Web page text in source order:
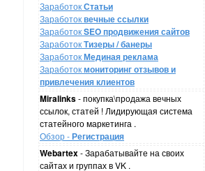
ЗаработокСтатьи
Заработоквечные ссылки
ЗаработокSEO продвижения сайтов
ЗаработокТизеры / банеры
ЗаработокМединая реклама
Заработокмониторинг отзывов и
привлечения клиентов
Miralinks- покупка\продажа вечных
ссылок, статей ! Лидирующая система
статейного маркетинга .
Обзор -Регистрация
Webartex- Зарабатывайте на своих
сайтах и группах в VK .